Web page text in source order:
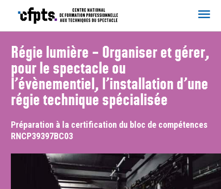
Régie lumière – Organiser et gérer,
pour le spectacle ou
l’évènementiel, l’installation d’une
régie technique spécialisée
Préparation à la certification du bloc de compétences
RNCP39397BC03